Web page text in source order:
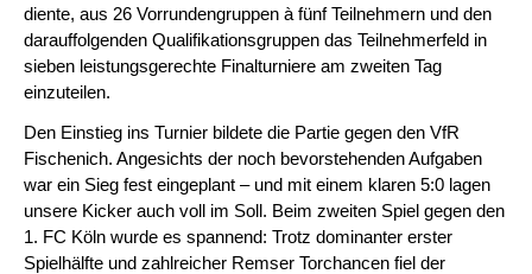
diente, aus 26 Vorrundengruppen à fünf Teilnehmern und den
darauffolgenden Qualifikationsgruppen das Teilnehmerfeld in
sieben leistungsgerechte Finalturniere am zweiten Tag
einzuteilen.
Den Einstieg ins Turnier bildete die Partie gegen den VfR
Fischenich. Angesichts der noch bevorstehenden Aufgaben
war ein Sieg fest eingeplant – und mit einem klaren 5:0 lagen
unsere Kicker auch voll im Soll. Beim zweiten Spiel gegen den
1. FC Köln wurde es spannend: Trotz dominanter erster
Spielhälfte und zahlreicher Remser Torchancen fiel der